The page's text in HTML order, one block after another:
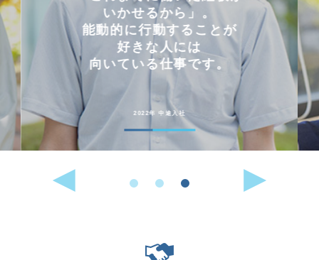
いかせるから」。
能動的に行動することが
好きな人には
向いている仕事です。
2022年 中途入社